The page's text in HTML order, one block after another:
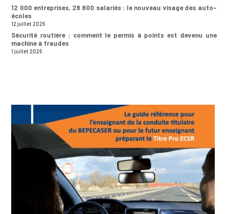
12 000 entreprises, 28 800 salariés : le nouveau visage des auto-
écoles
12 juillet 2026
Sécurité routière : comment le permis à points est devenu une
machine à fraudes
1 juillet 2026